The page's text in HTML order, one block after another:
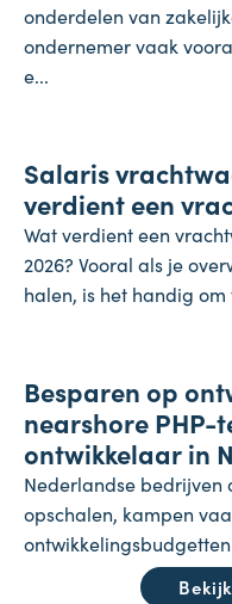
onderdelen van
ondernemer vaak
e...
27 juli 2026
Salaris
verdient een
Wat verdient een
2026? Vooral als je
halen, is het handig
24 juli 2026
Besparen op
nearshore PHP-
ontwikkelaar in
Nederlandse bedrijven
opschalen, kampen